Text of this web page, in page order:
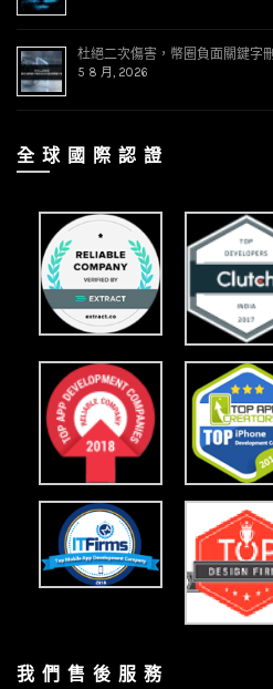
杜絕二次傷害，幣圈負面關鍵字
5 8 月, 2026
全 球 國 際 認 證
我 們 售 後 服 務